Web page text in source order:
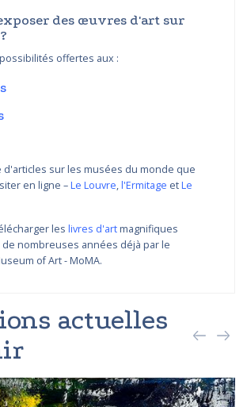
des œuvres d'art sur
offertes aux :
d'articles sur les musées du monde que
en ligne –Le Louvre,l'Ermitage etLe
les livres d'artmagnifiques
nombreuses années déjà par le
of Art - MoMA.
actuelles